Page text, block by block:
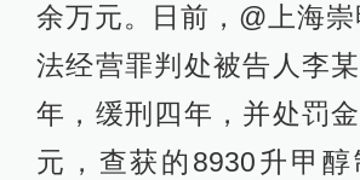
余万元。日前，@上海
法经营罪判处被告人李
年，缓刑四年，并处罚
元，查获的8930升甲